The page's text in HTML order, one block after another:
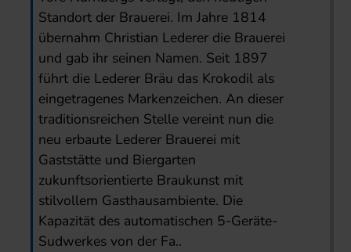
Standort der Brauerei. Im Jahre 1814
übernahm Christian Lederer die Brauerei
und gab ihr seinen Namen. Seit 1897
führt die Lederer Bräu das Krokodil als
eingetragenes Markenzeichen. An dieser
traditionsreichen Stelle vereint nun die
neu erbaute Lederer Brauerei mit
Gaststätte und Biergarten
zukunftsorientierte Braukunst mit
stilvollem Gasthausambiente. Die
Kapazität des automatischen 5-Geräte-
Sudwerkes von der Fa..